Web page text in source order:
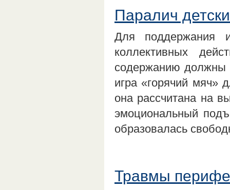
Паралич
Для поддержания
коллективных
содержанию должны
игра «горячий мяч»
она рассчитана на
эмоциональный
образовалась
Травмы